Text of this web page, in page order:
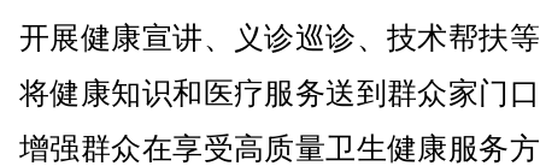
开展健康宣讲、义诊巡诊、技术帮扶
将健康知识和医疗服务送到群众家门
增强群众在享受高质量卫生健康服务